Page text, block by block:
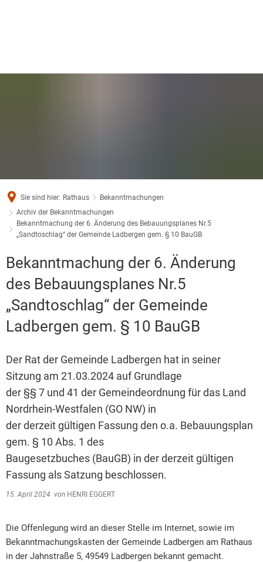
Sie sind hier: Rathaus
Bekanntmachungen
Archiv der Bekanntmachungen
Bekanntmachung der 6. Änderung des Bebauungsplanes Nr.5
„Sandtoschlag“ der Gemeinde Ladbergen gem. § 10 BauGB
Bekanntmachung der 6. Änderung
des Bebauungsplanes Nr.5
„Sandtoschlag“ der Gemeinde
Ladbergen gem. § 10 BauGB
Der Rat der Gemeinde Ladbergen hat in seiner
Sitzung am 21.03.2024 auf Grundlage
der §§ 7 und 41 der Gemeindeordnung für das Land
Nordrhein-Westfalen (GO NW) in
der derzeit gültigen Fassung den o.a. Bebauungsplan
gem. § 10 Abs. 1 des
Baugesetzbuches (BauGB) in der derzeit gültigen
Fassung als Satzung beschlossen.
15. April 2024 von HENRI EGGERT
Die Offenlegung wird an dieser Stelle im Internet, sowie im
Bekanntmachungskasten der Gemeinde Ladbergen am Rathaus
in der Jahnstraße 5, 49549 Ladbergen bekannt gemacht.